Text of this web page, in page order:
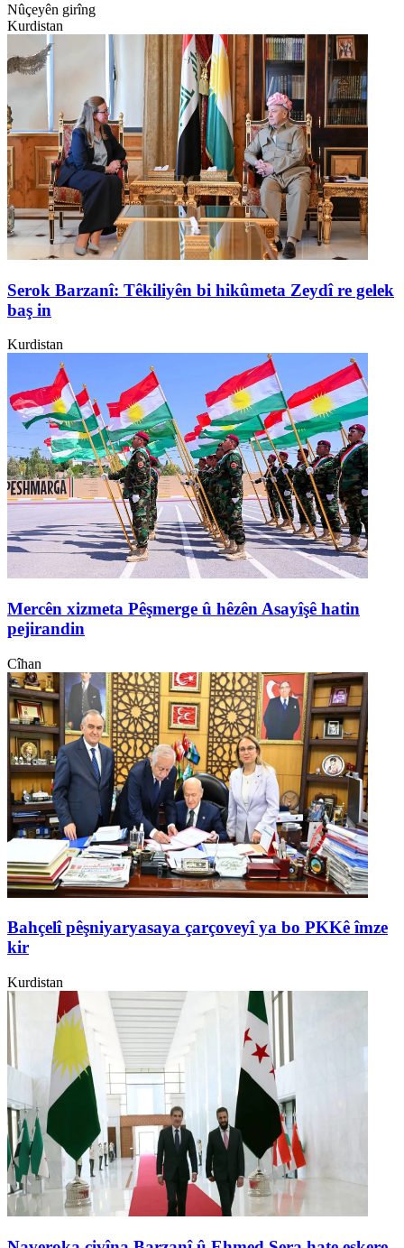
Nûçeyên girîng
Kurdistan
Serok Barzanî: Têkiliyên bi hikûmeta Zeydî re gelek
baş in
Kurdistan
Mercên xizmeta Pêşmerge û hêzên Asayîşê hatin
pejirandin
Cîhan
Bahçelî pêşniyaryasaya çarçoveyî ya bo PKKê îmze
kir
Kurdistan